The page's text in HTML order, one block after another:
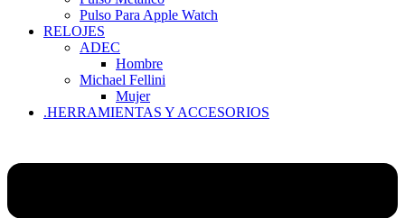
Pulso Para Apple Watch
RELOJES
ADEC
Hombre
Michael Fellini
Mujer
.HERRAMIENTAS Y ACCESORIOS